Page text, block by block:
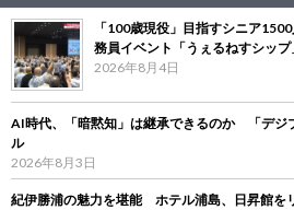
「100歳現役」目指すシニア
務員イベント「うぇるねすシップ
2026年8月4日
AI時代、「暗黙知」は継承できるのか 「デジ
ル
2026年8月3日
紀伊勝浦の魅力を堪能 ホテル浦島、日昇館を